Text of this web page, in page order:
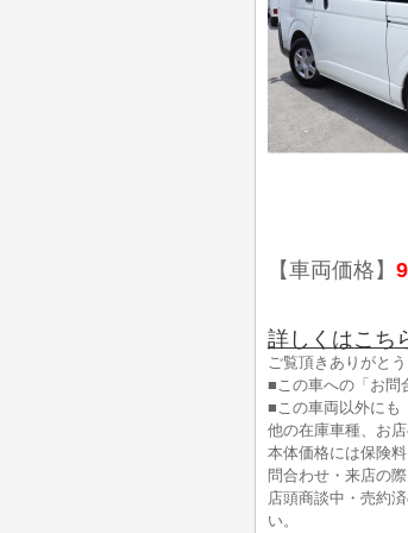
【車両価格】
詳しくはこち
ご覧頂きありがとう
■この車への「お問
■この車両以外にも
他の在庫車種、お
本体価格には保険
問合わせ・来店の
店頭商談中・売約
い。